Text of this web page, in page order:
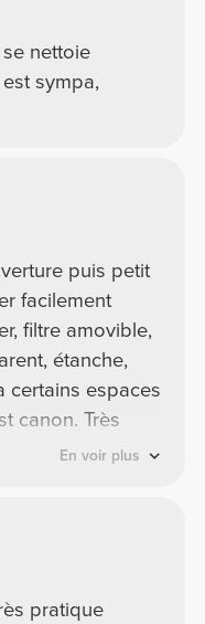
nettoie
sympa,
puis petit
facilement
filtre amovible,
étanche,
certains espaces
canon. Très
En voir plus
pratique